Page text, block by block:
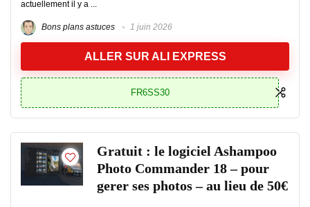
actuellement il y a ...
Bons plans astuces 1 juin 2026
ALLER SUR ALI EXPRESS
FR6SS30
Gratuit : le logiciel Ashampoo
Photo Commander 18 – pour
gerer ses photos – au lieu de 50€